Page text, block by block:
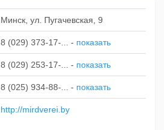
Минск, ул. Пугачевская, 9
8 (029) 373-17-... - показать
8 (029) 253-17-... - показать
8 (025) 934-88-... - показать
http://mirdverei.by